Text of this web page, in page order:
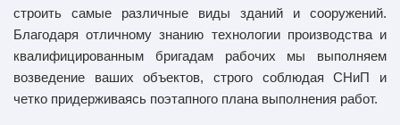
строить самые различные виды зданий и сооружений.
Благодаря отличному знанию технологии производства и
квалифицированным бригадам рабочих мы выполняем
возведение ваших объектов, строго соблюдая СНиП и
четко придерживаясь поэтапного плана выполнения работ.